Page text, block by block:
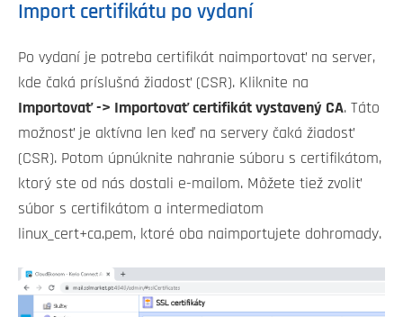
Import certifikátu po vydaní
Po vydaní je potreba certifikát naimportovať na server,
kde čaká príslušná žiadosť (CSR). Kliknite na
Importovať -> Importovať certifikát vystavený CA. Táto
možnosť je aktívna len keď na servery čaká žiadosť
(CSR). Potom úpnúknite nahranie súboru s certifikátom,
ktorý ste od nás dostali e-mailom. Môžete tiež zvoliť
súbor s certifikátom a intermediatom
linux_cert+ca.pem, ktoré oba naimportujete dohromady.